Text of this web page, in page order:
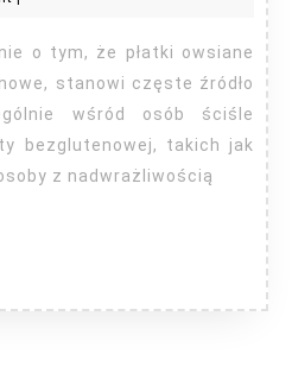
są
bezglutenowe?
stanowi częste źródło
wśród osób ściśle
bezglutenowej, takich jak
z nadwrażliwością